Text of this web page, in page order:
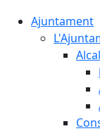
Ajuntament